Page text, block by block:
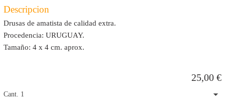
Descripcion
Drusas de amatista de calidad extra.
Procedencia: URUGUAY.
Tamaño: 4 x 4 cm. aprox.
25,00 €
Cant. 1